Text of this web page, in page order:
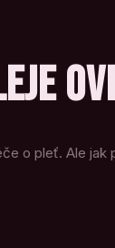
o pleť. Ale